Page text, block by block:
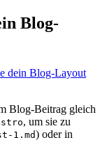
Blog-
dein Blog-Layout
Blog-Beitrag gleich
, um sie zu
1.md) oder in